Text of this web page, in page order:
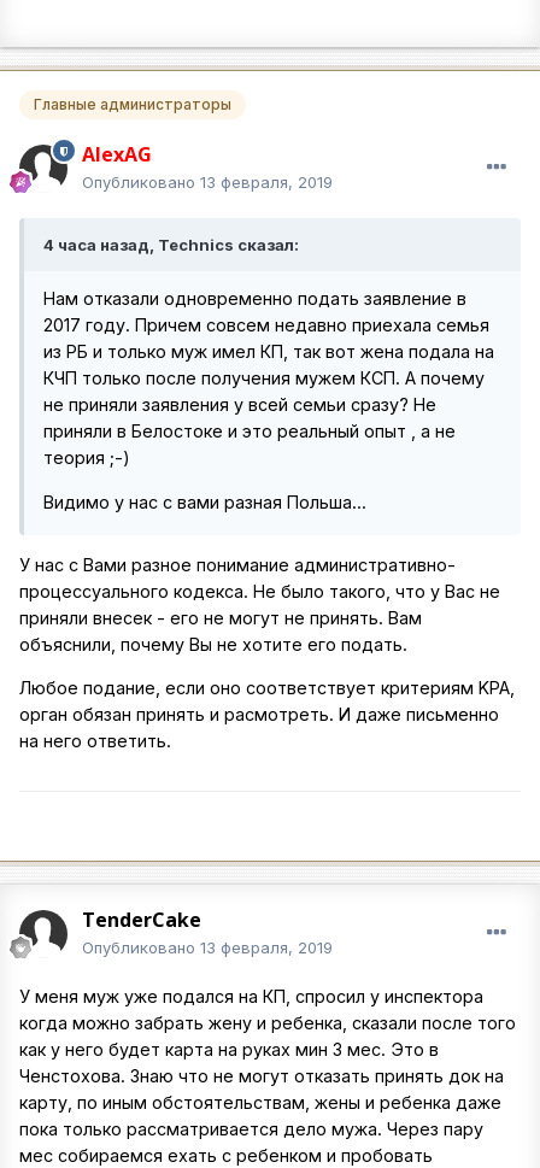
Главные администраторы
AlexAG
Опубликовано 13 февраля, 2019
4 часа назад, Technics сказал:
Нам отказали одновременно подать заявление в
2017 году. Причем совсем недавно приехала семья
из РБ и только муж имел КП, так вот жена подала на
КЧП только после получения мужем КСП. А почему
не приняли заявления у всей семьи сразу? Не
приняли в Белостоке и это реальный опыт , а не
теория ;-)
Видимо у нас с вами разная Польша...
У нас с Вами разное понимание административно-
процессуального кодекса. Не было такого, что у Вас не
приняли внесек - его не могут не принять. Вам
объяснили, почему Вы не хотите его подать.
Любое подание, если оно соответствует критериям KPA,
орган обязан принять и расмотреть. И даже письменно
на него ответить.
TenderCake
Опубликовано 13 февраля, 2019
У меня муж уже подался на КП, спросил у инспектора
когда можно забрать жену и ребенка, сказали после того
как у него будет карта на руках мин 3 мес. Это в
Ченстохова. Знаю что не могут отказать принять док на
карту, по иным обстоятельствам, жены и ребенка даже
пока только рассматривается дело мужа. Через пару
мес собираемся ехать с ребенком и пробовать